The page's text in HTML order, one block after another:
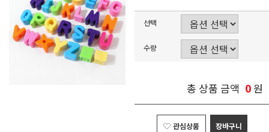
선택
수량
총 상품 금액 0원
관심상품 장바구니